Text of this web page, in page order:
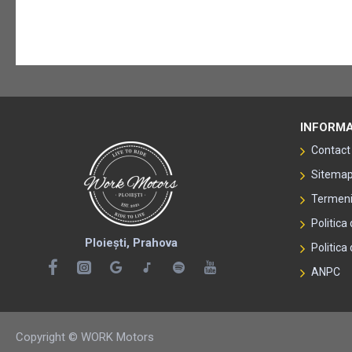
Ploiești, Prahova
Contact
Sitemap
Politica
Politica
ANPC
Copyright © WORK Motors